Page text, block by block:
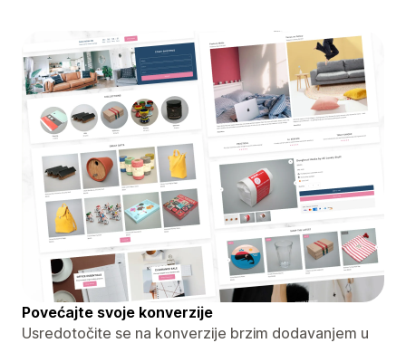
Povećajte svoje konverzije
Usredotočite se na konverzije brzim dodavanjem u